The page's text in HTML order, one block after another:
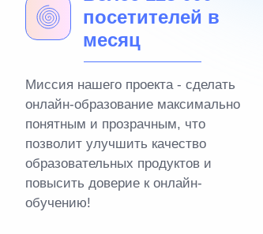
посетителей в
месяц
Миссия нашего проекта - сделать
онлайн-образование максимально
понятным и прозрачным, что
позволит улучшить качество
образовательных продуктов и
повысить доверие к онлайн-
обучению!